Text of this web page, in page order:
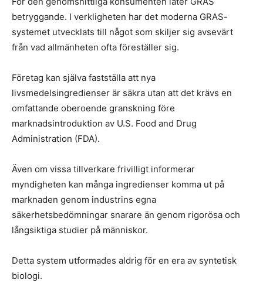
betryggande. I verkligheten har det moderna GRAS-
systemet utvecklats till något som skiljer sig avsevärt
från vad allmänheten ofta föreställer sig.
Företag kan själva fastställa att nya
livsmedelsingredienser är säkra utan att det krävs en
omfattande oberoende granskning före
marknadsintroduktion av U.S. Food and Drug
Administration (FDA).
Även om vissa tillverkare frivilligt informerar
myndigheten kan många ingredienser komma ut på
marknaden genom industrins egna
säkerhetsbedömningar snarare än genom rigorösa och
långsiktiga studier på människor.
Detta system utformades aldrig för en era av syntetisk
biologi.